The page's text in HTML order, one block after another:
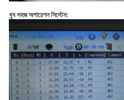
খুব সহজ অপারেশন সিস্টেম: